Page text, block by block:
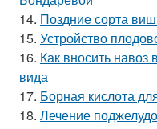
14. Поздние сорта
15. Устройство
16. Как вносить навоз
вида
17. Борная кислота
18. Лечение